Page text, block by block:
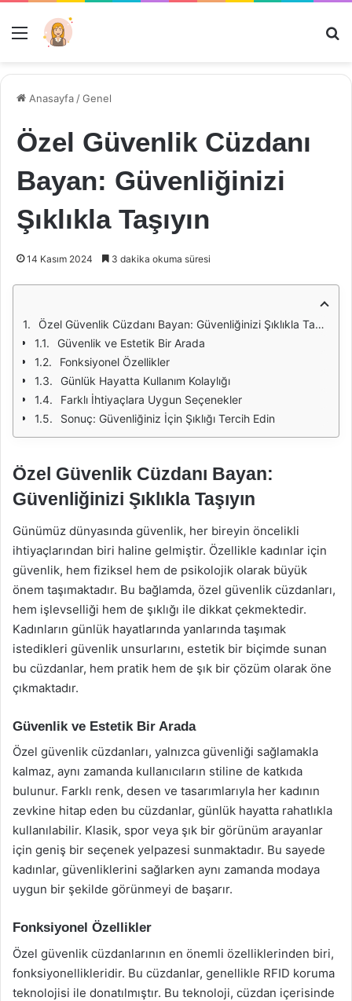
Menü
Anasayfa /Genel
Özel Güvenlik Cüzdanı
Bayan: Güvenliğinizi
Şıklıkla Taşıyın
14 Kasım 2024 3 dakika okuma süresi
Özel Güvenlik Cüzdanı Bayan: Güvenliğinizi Şıklıkla Taşıyın
Güvenlik ve Estetik Bir Arada
Fonksiyonel Özellikler
Günlük Hayatta Kullanım Kolaylığı
Farklı İhtiyaçlara Uygun Seçenekler
Sonuç: Güvenliğiniz İçin Şıklığı Tercih Edin
Özel Güvenlik Cüzdanı Bayan:
Güvenliğinizi Şıklıkla Taşıyın
Günümüz dünyasında güvenlik, her bireyin öncelikli
ihtiyaçlarından biri haline gelmiştir. Özellikle kadınlar için
güvenlik, hem fiziksel hem de psikolojik olarak büyük
önem taşımaktadır. Bu bağlamda, özel güvenlik cüzdanları,
hem işlevselliği hem de şıklığı ile dikkat çekmektedir.
Kadınların günlük hayatlarında yanlarında taşımak
istedikleri güvenlik unsurlarını, estetik bir biçimde sunan
bu cüzdanlar, hem pratik hem de şık bir çözüm olarak öne
çıkmaktadır.
Güvenlik ve Estetik Bir Arada
Özel güvenlik cüzdanları, yalnızca güvenliği sağlamakla
kalmaz, aynı zamanda kullanıcıların stiline de katkıda
bulunur. Farklı renk, desen ve tasarımlarıyla her kadının
zevkine hitap eden bu cüzdanlar, günlük hayatta rahatlıkla
kullanılabilir. Klasik, spor veya şık bir görünüm arayanlar
için geniş bir seçenek yelpazesi sunmaktadır. Bu sayede
kadınlar, güvenliklerini sağlarken aynı zamanda modaya
uygun bir şekilde görünmeyi de başarır.
Fonksiyonel Özellikler
Özel güvenlik cüzdanlarının en önemli özelliklerinden biri,
fonksiyonellikleridir. Bu cüzdanlar, genellikle RFID koruma
teknolojisi ile donatılmıştır. Bu teknoloji, cüzdan içerisinde